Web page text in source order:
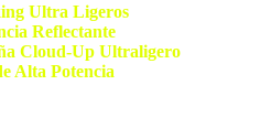
Ultra Ligeros
Reflectante
Cloud-Up Ultraligero
Alta Potencia